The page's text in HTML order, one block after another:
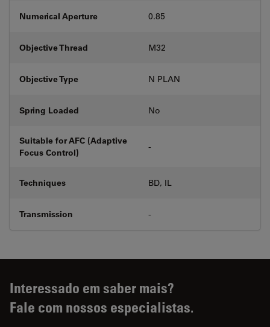
Numerical Aperture 0.85
Objective Thread M32
Objective Type N PLAN
Spring Loaded No
Suitable for AFC (Adaptive
Focus Control)
-
Techniques BD, IL
Transmission -
Interessado em saber mais?
Fale com nossos especialistas.